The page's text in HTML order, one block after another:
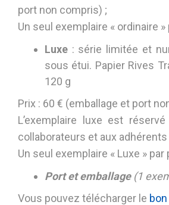
port non compris) ;
Un seul exemplaire « ordinaire
Luxe : série limitée et
sous étui. Papier Rives
120 g
Prix : 60 € (emballage et port
L’exemplaire luxe est
collaborateurs et aux adhérents
Un seul exemplaire « Luxe » par
Port et emballage(1
Vous pouvez télécharger le